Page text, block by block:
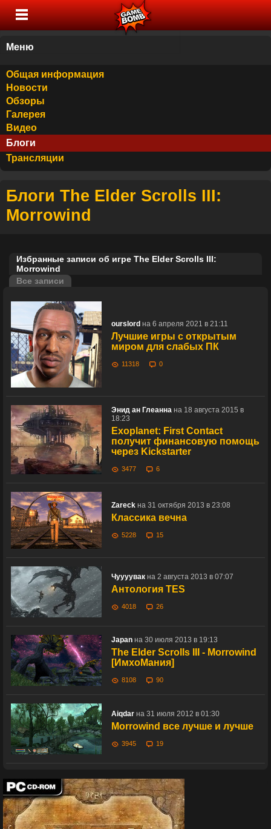
Меню
Общая информация
Новости
Обзоры
Галерея
Видео
Блоги
Трансляции
Блоги The Elder Scrolls III:
Morrowind
Избранные записи об игре The Elder Scrolls III:
Morrowind
Все записи
ourslord на 6 апреля 2021 в 21:11
Лучшие игры с открытым
миром для слабых ПК
11318 0
Энид ан Глеанна на 18 августа 2015 в
18:23
Exoplanet: First Contact
получит финансовую помощь
через Kickstarter
3477 6
Zareck на 31 октября 2013 в 23:08
Классика вечна
5228 15
Чуууувак на 2 августа 2013 в 07:07
Антология TES
4018 26
Japan на 30 июля 2013 в 19:13
The Elder Scrolls III - Morrowind
[ИмхоМания]
8108 90
Aiqdar на 31 июля 2012 в 01:30
Morrowind все лучше и лучше
3945 19